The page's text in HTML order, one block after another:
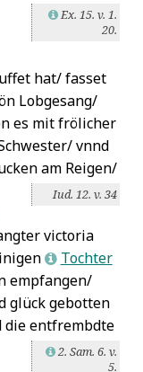
LEx. 15. v. 1.
20.
hat/ fasset
Lobgesang/
es mit frölicher
vnnd
am Reigen/
Iud. 12. v. 34
victoria
L Tochter
empfangen/
glück gebotten
die entfrembdte
L2. Sam. 6. v.
5.